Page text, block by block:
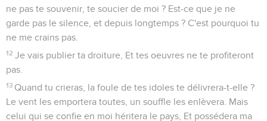
ne pas te souvenir, te soucier de moi ? Est-ce que je ne
garde pas le silence, et depuis longtemps ? C'est pourquoi tu
ne me crains pas.
12 Je vais publier ta droiture, Et tes oeuvres ne te profiteront
pas.
13 Quand tu crieras, la foule de tes idoles te délivrera-t-elle ?
Le vent les emportera toutes, un souffle les enlèvera. Mais
celui qui se confie en moi héritera le pays, Et possédera ma